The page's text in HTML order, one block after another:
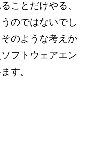
ことだけやる、
のではないでし
のような考えか
フトウェアエン
す。